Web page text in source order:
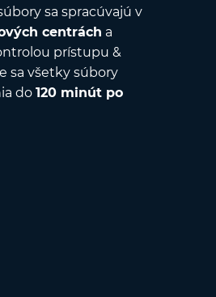
sa spracúvajú v
centrách a
prístupu &
sa všetky súbory
do 120 minút po